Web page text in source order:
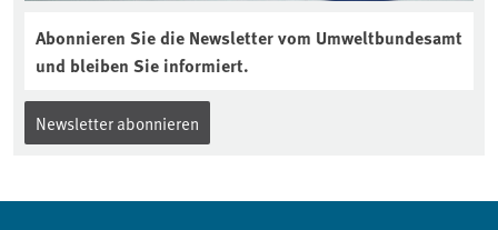
Abonnieren Sie die Newsletter vom Umweltbundesamt
und bleiben Sie informiert.
Newsletter abonnieren